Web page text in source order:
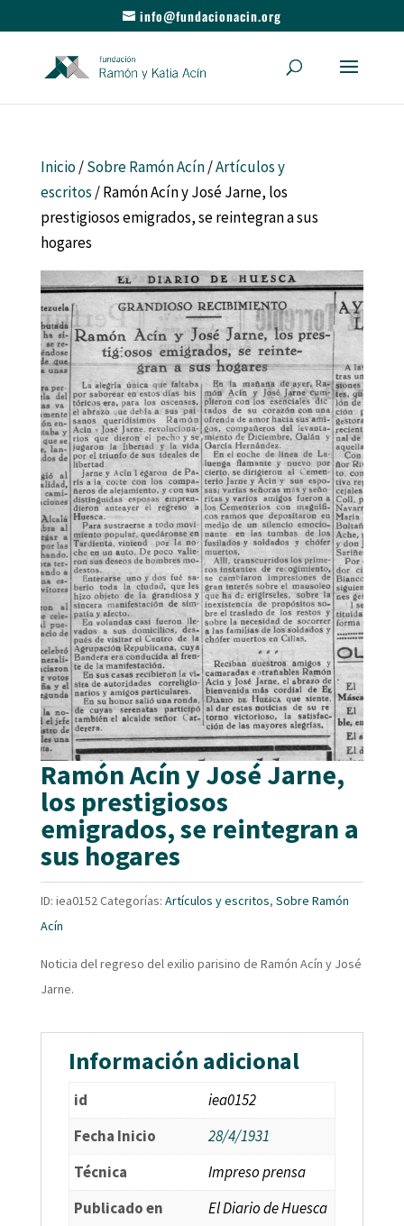
info@fundacionacin.org
Inicio/Sobre Ramón Acín/Artículos y
escritos / Ramón Acín y José Jarne, los
prestigiosos emigrados, se reintegran a sus
hogares
Ramón Acín y José Jarne,
los prestigiosos
emigrados, se reintegran a
sus hogares
ID: iea0152Categorías: Artículos y escritos, Sobre Ramón
Acín
Noticia del regreso del exilio parisino de Ramón Acín y José
Jarne.
Información adicional
id
iea0152
Fecha Inicio
28/4/1931
Técnica
Impreso prensa
Publicado en
El Diario de Huesca